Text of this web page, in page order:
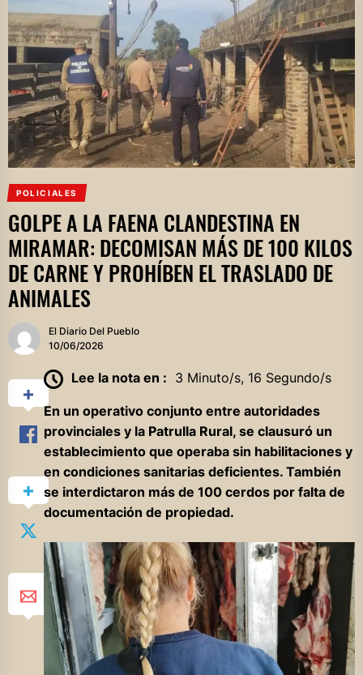
POLICIALES
GOLPE A LA FAENA CLANDESTINA EN
MIRAMAR: DECOMISAN MÁS DE 100 KILOS
DE CARNE Y PROHÍBEN EL TRASLADO DE
ANIMALES
El Diario Del Pueblo
10/06/2026
Lee la nota en : 3 Minuto/s, 16 Segundo/s
En un operativo conjunto entre autoridades
provinciales y la Patrulla Rural, se clausuró un
establecimiento que operaba sin habilitaciones y
en condiciones sanitarias deficientes. También
se interdictaron más de 100 cerdos por falta de
documentación de propiedad.